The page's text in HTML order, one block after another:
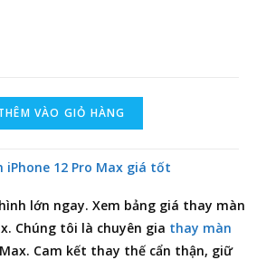
VÀO GIỎ HÀNG
iPhone 12 Pro Max giá tốt
lớn ngay. Xem bảng giá thay màn
. Chúng tôi là chuyên gia thay màn
Cam kết thay thế cẩn thận, giữ